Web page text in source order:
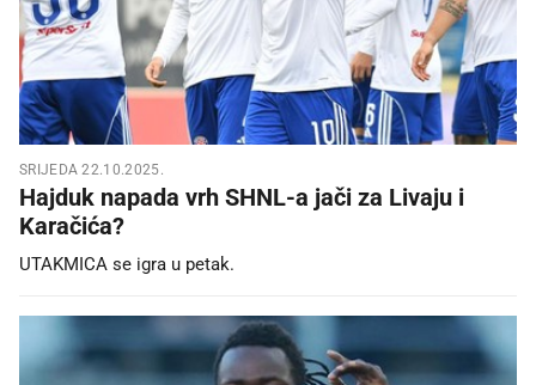
SRIJEDA 22.10.2025.
Hajduk napada vrh SHNL-a jači za Livaju i
Karačića?
UTAKMICA se igra u petak.